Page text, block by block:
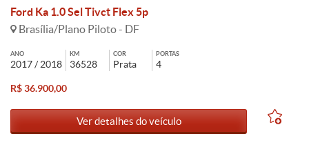
Ford Ka 1.0 Sel Tivct Flex 5p
Brasília/Plano Piloto - DF
ANO
2017 / 2018
KM
36528
COR
Prata
PORTAS
4
R$ 36.900,00
Ver detalhes do veículo